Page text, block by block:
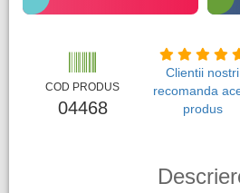
COD PRODUS
04468
Clientii nostri
recomanda
produs